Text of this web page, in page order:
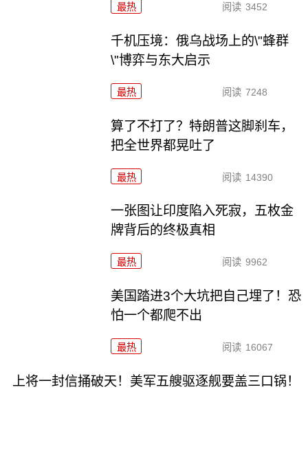
最热 阅读 3452
千机压境：俄乌战场上的\"蜂群
\"博弈与东大启示
最热 阅读 7248
算了不打了？特朗普这脚刹车，
把全世界都晃吐了
最热 阅读 14390
一张图让印度陷入死寂，五枚金
牌背后的终极真相
最热 阅读 9962
美国踏进3个大坑把自己埋了！恐
怕一个都爬不出
最热 阅读 16067
上将一封信捅破天！美军五艘驱逐舰要盖三口锅！